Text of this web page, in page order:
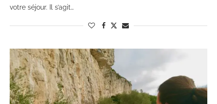
votre séjour. Il s’agit…